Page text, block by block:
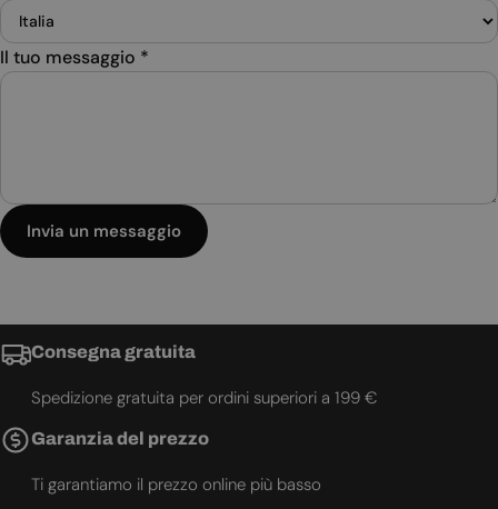
Il tuo messaggio *
Invia un messaggio
Consegna gratuita
Spedizione gratuita per ordini superiori a 199 €
Garanzia del prezzo
Ti garantiamo il prezzo online più basso